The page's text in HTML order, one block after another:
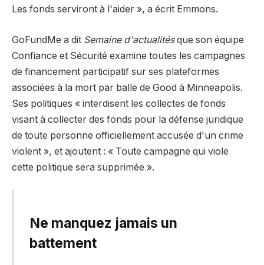
Les fonds serviront à l'aider », a écrit Emmons.
GoFundMe a dit Semaine d'actualitésque son équipe
Confiance et Sécurité examine toutes les campagnes
de financement participatif sur ses plateformes
associées à la mort par balle de Good à Minneapolis.
Ses politiques « interdisent les collectes de fonds
visant à collecter des fonds pour la défense juridique
de toute personne officiellement accusée d'un crime
violent », et ajoutent : « Toute campagne qui viole
cette politique sera supprimée ».
Ne manquez jamais un
battement